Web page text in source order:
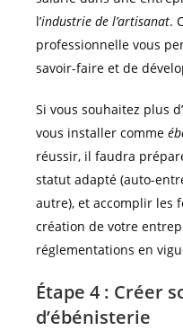
l’industrie de l’artisanat.
professionnelle vous
savoir-faire et de
Si vous souhaitez plus
vous installer comme
réussir, il faudra
statut adapté (auto-
autre), et accomplir les
création de votre
réglementations en
Étape 4 : Créer
d’ébénisterie